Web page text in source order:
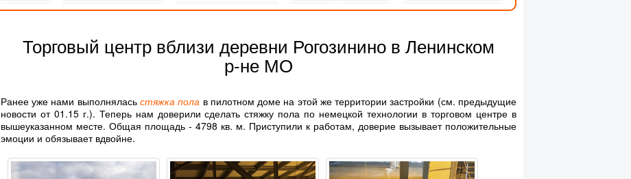
Торговый центр вблизи деревни Рогозинино в Ленинском
р-не МО
Ранее уже нами выполнялась стяжка пола в пилотном доме на этой же территории застройки (см. предыдущие
новости от 01.15 г.). Теперь нам доверили сделать стяжку пола по немецкой технологии в торговом центре в
вышеуказанном месте. Общая площадь - 4798 кв. м. Приступили к работам, доверие вызывает положительные
эмоции и обязывает вдвойне.